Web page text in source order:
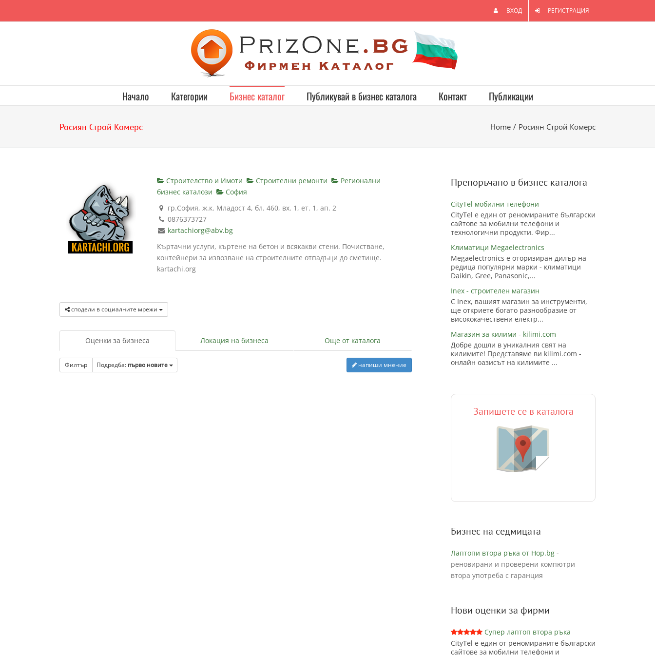
ВХОД РЕГИСТРАЦИЯ
Начало Категории Бизнес каталог Публикувай в бизнес каталога Контакт Публикации
Росиян Строй Комерс Home / Росиян Строй Комерс
Строителство и Имоти Строителни ремонти
Регионални
бизнес каталози
София
гр.София, ж.к. Младост 4, бл. 460, вх. 1, ет. 1, ап. 2
0876373727
kartachiorg@abv.bg
Къртачни услуги, къртене на бетон и всякакви стени. Почистване,
контейнери за извозване на строителните отпадъци до сметище.
kartachi.org
сподели в социалните мрежи
Оценки за бизнеса Локация на бизнеса Още от каталога
Филтър Подредба: първо новите напиши мнение
Препоръчано в бизнес каталога
CityTel мобилни телефони
CityTel е един от реномираните български
сайтове за мобилни телефони и
технологични продукти. Фир...
Климатици Megaelectronics
Megaelectronics е оторизиран дилър на
редица популярни марки - климатици
Daikin, Gree, Panasonic,...
Inex - строителен магазин
С Inex, вашият магазин за инструменти,
ще откриете богато разнообразие от
висококачествени електр...
Магазин за килими - kilimi.com
Добре дошли в уникалния свят на
килимите! Представяме ви kilimi.com -
онлайн оазисът на килимите ...
Запишете се в каталога
Бизнес на седмицата
Лаптопи втора ръка от Hop.bg -
реновирани и проверени компютри
втора употреба с гаранция
Нови оценки за фирми
Супер лаптоп втора ръка
CityTel е един от реномираните български
сайтове за мобилни телефони и